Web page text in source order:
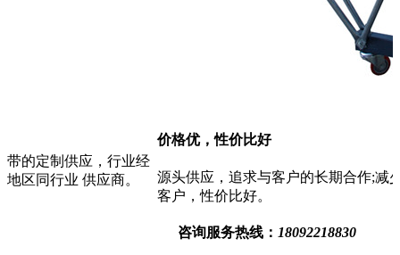
带的定制供应，行业经
区同行业 供应商。
价格优，性价比好
源头供应，追求与客户的长期合作;减
客户，性价比好。
咨询服务热线： 18092218830